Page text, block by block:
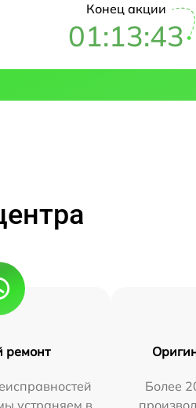
Конец акции
01:13:42
ремонт
Более